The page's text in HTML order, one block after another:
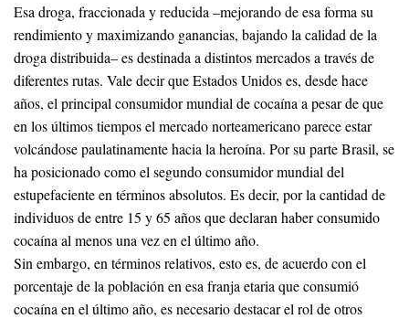
Esa droga, fraccionada y reducida –mejorando de esa forma su
rendimiento y maximizando ganancias, bajando la calidad de la
droga distribuida– es destinada a distintos mercados a través de
diferentes rutas. Vale decir que Estados Unidos es, desde hace
años, el principal consumidor mundial de cocaína a pesar de que
en los últimos tiempos el mercado norteamericano parece estar
volcándose paulatinamente hacia la heroína. Por su parte Brasil, se
ha posicionado como el segundo consumidor mundial del
estupefaciente en términos absolutos. Es decir, por la cantidad de
individuos de entre 15 y 65 años que declaran haber consumido
cocaína al menos una vez en el último año.
Sin embargo, en términos relativos, esto es, de acuerdo con el
porcentaje de la población en esa franja etaria que consumió
cocaína en el último año, es necesario destacar el rol de otros